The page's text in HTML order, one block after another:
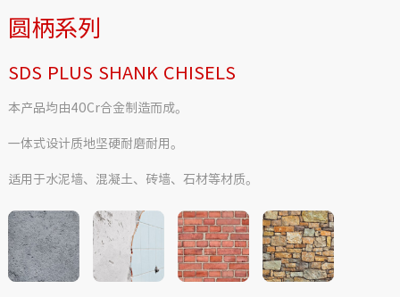
圆柄系列
SDS PLUS SHANK CHISELS
本产品均由40Cr合金制造而成。
一体式设计质地坚硬耐磨耐用。
适用于水泥墙、混凝土、砖墙、石材等材质。